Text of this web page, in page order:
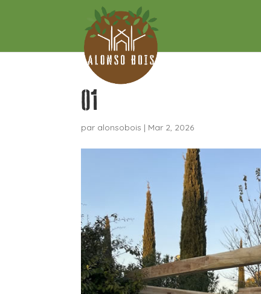
01
par alonsobois | Mar 2, 2026